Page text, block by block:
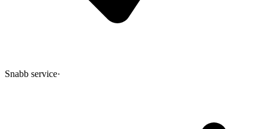
Snabb service·